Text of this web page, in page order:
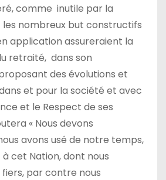
comme inutile par la
nombreux but constructifs
application assureraient la
retraité, dans son
des évolutions et
et pour la société et avec
et le Respect de ses
« Nous devons
avons usé de notre temps,
cet Nation, dont nous
par contre nous